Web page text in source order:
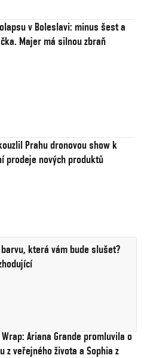
v Boleslavi: minus šest a
Majer má silnou zbraň
Prahu dronovou show k
prodeje nových produktů
která vám bude slušet?
Ariana Grande promluvila o
z veřejného života a Sophia z